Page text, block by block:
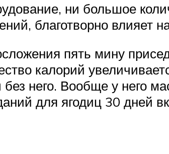
ни большое
благотворно влияет
пять мину
калорий
без него. Вообще у него
для ягодиц 30 дней